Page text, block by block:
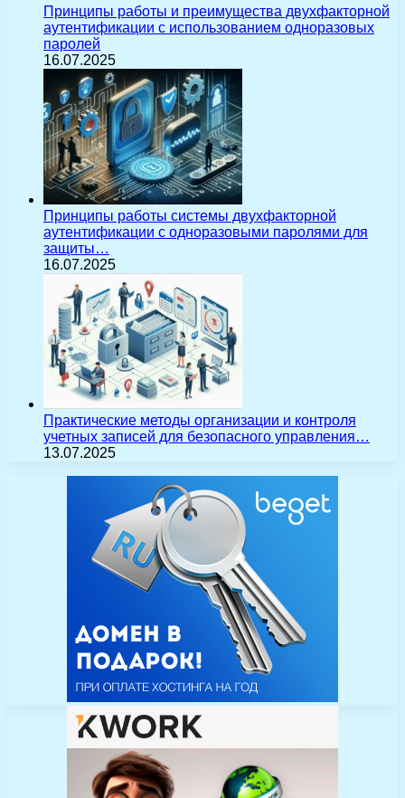
Принципы работы и преимущества двухфакторной
аутентификации с использованием одноразовых
паролей
16.07.2025
Принципы работы системы двухфакторной
аутентификации с одноразовыми паролями для
защиты…
16.07.2025
Практические методы организации и контроля
учетных записей для безопасного управления…
13.07.2025